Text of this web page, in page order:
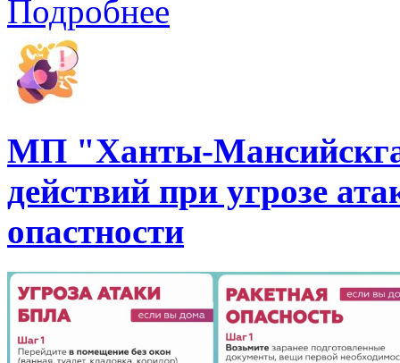
Подробнее
МП "Ханты-
действий при угрозе
опастности